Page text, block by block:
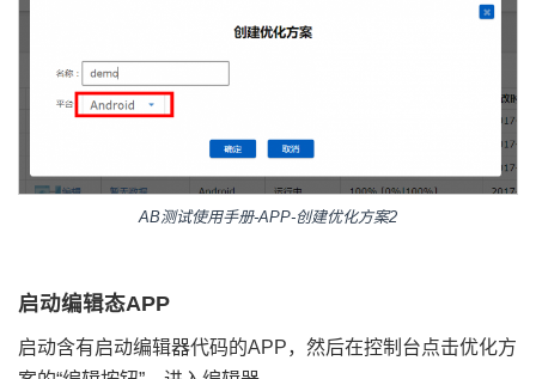
AB测试使用手册-APP-创建优化方案2
启动编辑态APP
启动含有启动编辑器代码的APP，然后在控制台点击优化方